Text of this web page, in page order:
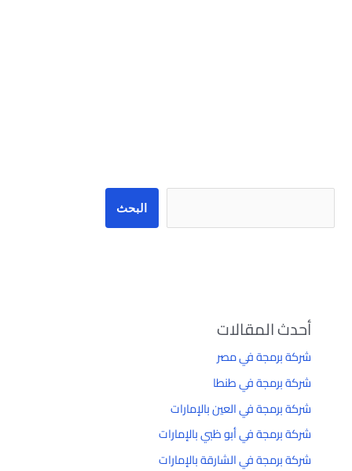
البحث
أحدث المقالات
شركة برمجة في مصر
شركة برمجة في طنطا
شركة برمجة في العين بالإمارات
شركة برمجة في أبو ظبي بالإمارات
شركة برمجة في الشارقة بالإمارات